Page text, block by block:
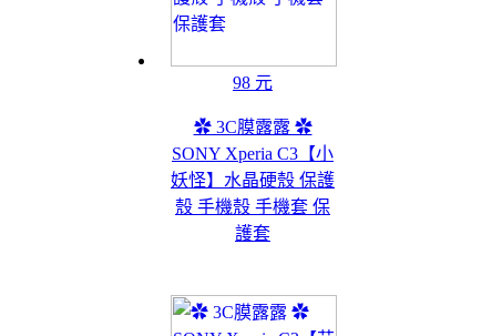
98 元
✿ 3C膜露露 ✿
SONY Xperia C3【小
妖怪】水晶硬殼 保護
殼 手機殼 手機套 保
護套